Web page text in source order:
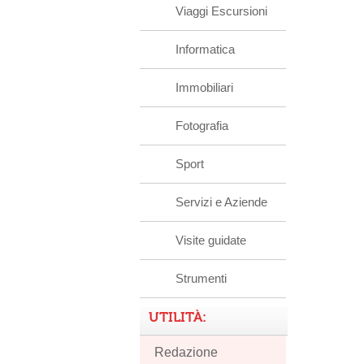
Viaggi Escursioni
Informatica
Immobiliari
Fotografia
Sport
Servizi e Aziende
Visite guidate
Strumenti
UTILITÀ:
Redazione